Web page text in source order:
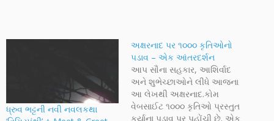
ધ્રુવ ભટ્ટની નવી નવલકથા
અક્ષરનાદ પર ૧૦૦૦ કૃતિઓનો
પડાવ – એક આંતરદર્શન
આપ સૌના સહકાર, આશિર્વાદ
અને શુભેચ્છાઓને લીધે આજના
આ લેખથી અક્ષરનાદ.કોમ
વેબસાઈટ ૧૦૦૦ કૃતિઓ પ્રસ્તુત
કર્યાના પડાવ પર પહોંચી છે. એક